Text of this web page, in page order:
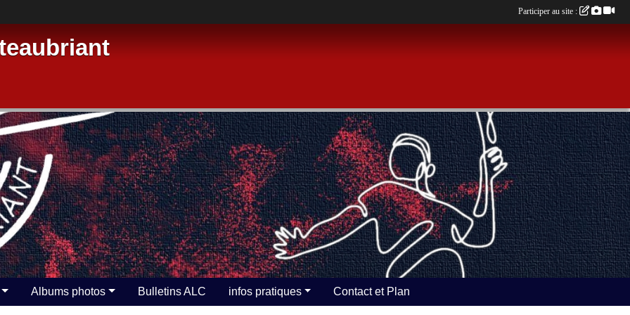
Albums photos Bulletins ALC infos pratiques Contact et Plan
Participer au site :